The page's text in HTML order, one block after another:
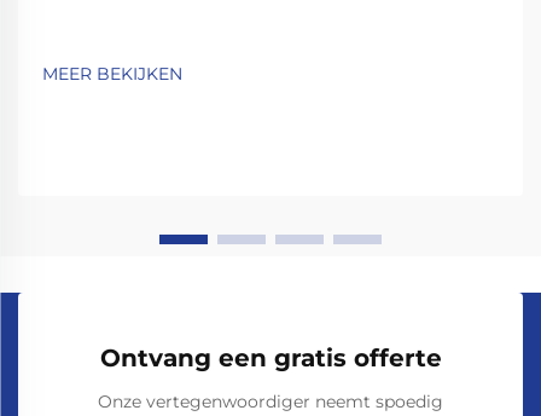
MEER BEKIJKEN
Ontvang een gratis offerte
Onze vertegenwoordiger neemt spoedig